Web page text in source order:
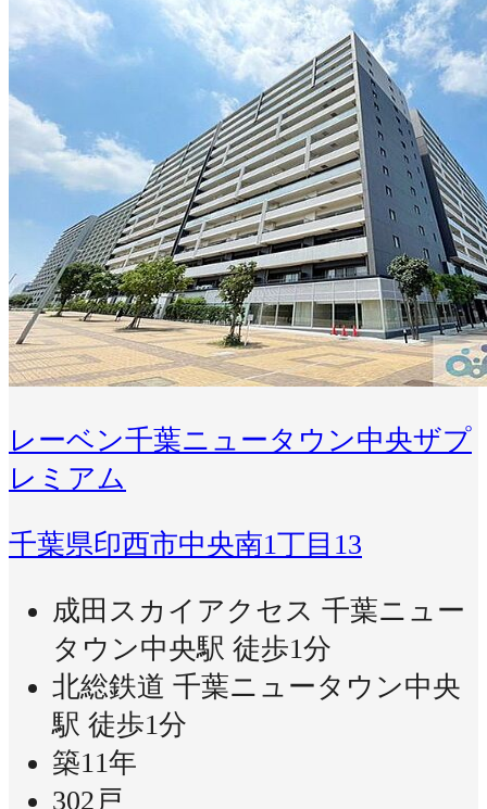
レーベン千葉ニュータウン中央ザプ
レミアム
千葉県印西市中央南1丁目13
成田スカイアクセス 千葉ニュー
タウン中央駅 徒歩1分
北総鉄道 千葉ニュータウン中央
駅 徒歩1分
築11年
302戸